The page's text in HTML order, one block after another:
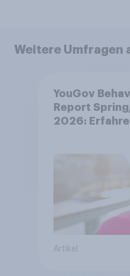
Weitere Umfragen
YouGov
Report
2026:
Artikel